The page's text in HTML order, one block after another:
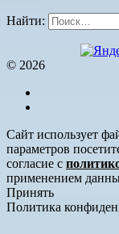
Найти:
© 2026
Сайт использует
параметров
согласие с
применением
Принять
Политика